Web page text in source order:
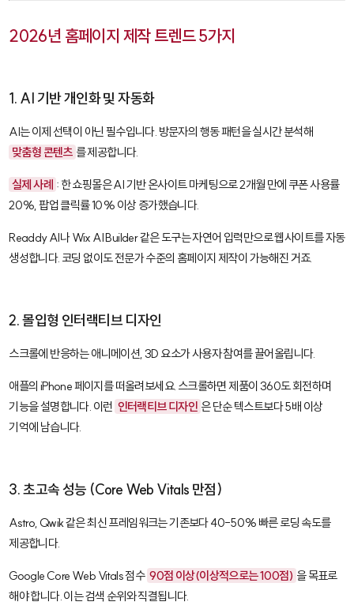
2026년 홈페이지 제작 트렌드 5가지
1. AI 기반 개인화 및 자동화
AI는 이제 선택이 아닌 필수입니다. 방문자의 행동 패턴을 실시간 분석해
맞춤형 콘텐츠 를 제공합니다.
실제 사례 : 한 쇼핑몰은 AI 기반 온사이트 마케팅으로 2개월 만에 쿠폰 사용률
20%, 팝업 클릭률 10% 이상 증가했습니다.
Readdy AI나Wix AI Builder같은 도구는 자연어 입력만으로 웹사이트를 자동
생성합니다. 코딩 없이도 전문가 수준의 홈페이지 제작이 가능해진 거죠.
2. 몰입형 인터랙티브 디자인
스크롤에 반응하는 애니메이션, 3D 요소가 사용자 참여를 끌어올립니다.
애플의 iPhone 페이지를 떠올려보세요. 스크롤하면 제품이 360도 회전하며
기능을 설명합니다. 이런 인터랙티브 디자인 은 단순 텍스트보다 5배 이상
기억에 남습니다.
3. 초고속 성능 (Core Web Vitals 만점)
Astro, Qwik같은 최신 프레임워크는 기존보다 40-50% 빠른 로딩 속도를
제공합니다.
Google Core Web Vitals 점수 90점 이상(이상적으로는 100점) 을 목표로
해야 합니다. 이는 검색 순위와 직결됩니다.